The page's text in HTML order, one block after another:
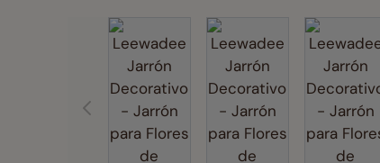
View larger imageView larger image